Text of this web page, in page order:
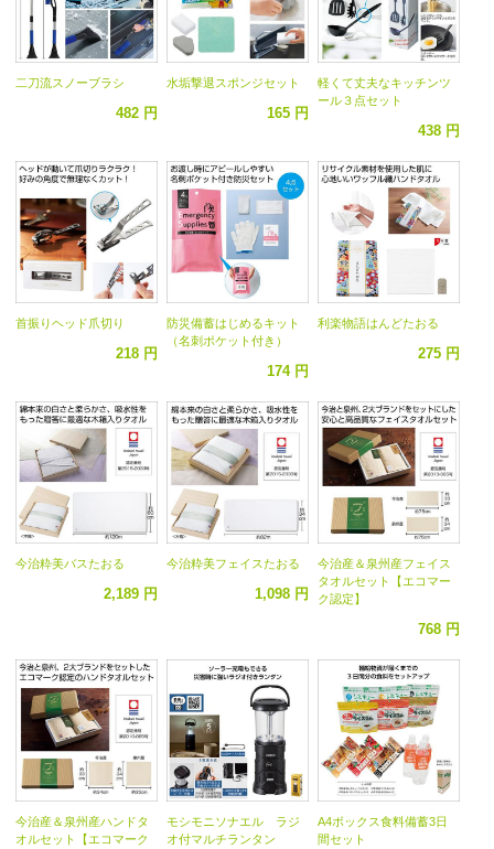
二刀流スノーブラシ
482 円
水垢撃退スポンジセット
165 円
軽くて丈夫なキッチンツ
ール３点セット
438 円
首振りヘッド爪切り
218 円
防災備蓄はじめるキット
（名刺ポケット付き）
174 円
利楽物語はんどたおる
275 円
今治粋美バスたおる
2,189 円
今治粋美フェイスたおる
1,098 円
今治産＆泉州産フェイス
タオルセット【エコマー
ク認定】
768 円
今治産＆泉州産ハンドタ
オルセット【エコマーク
モシモニソナエル ラジ
オ付マルチランタン
A4ボックス食料備蓄3日
間セット